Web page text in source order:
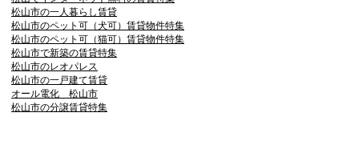
松山市の一人暮らし賃貸
松山市のペット可（犬可）賃貸物件特集
松山市のペット可（猫可）賃貸物件特集
松山市で新築の賃貸特集
松山市のレオパレス
松山市の一戸建て賃貸
オール電化 松山市
松山市の分譲賃貸特集